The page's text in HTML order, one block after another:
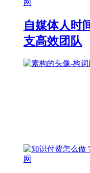
自媒体人时
支高效团队